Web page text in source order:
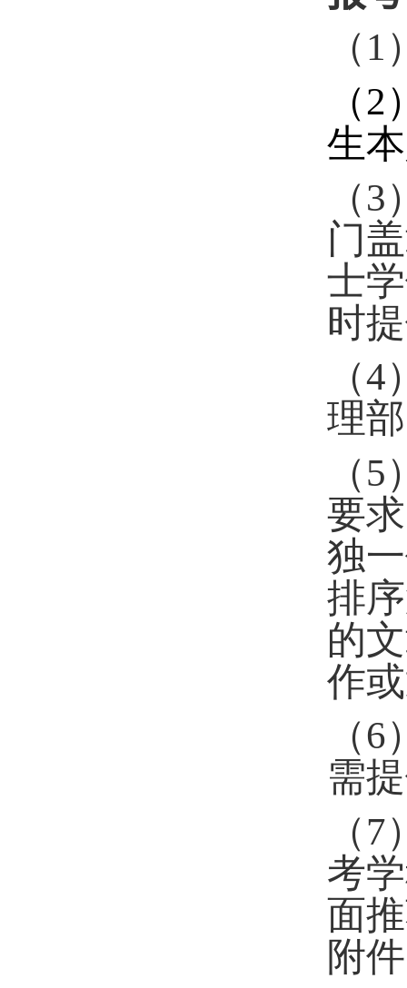
（1
（2
生
（3
门
士
时
（4
理
（5
要
独
排
的
作
（6
需
（7
考
面
附件